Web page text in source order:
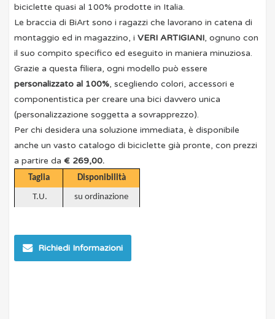
biciclette quasi al 100% prodotte in Italia.
Le braccia di BiArt sono i ragazzi che lavorano in catena di
montaggio ed in magazzino, i VERI ARTIGIANI, ognuno con
il suo compito specifico ed eseguito in maniera minuziosa.
Grazie a questa filiera, ogni modello può essere
personalizzato al 100%, scegliendo colori, accessori e
componentistica per creare una bici davvero unica
(personalizzazione soggetta a sovrapprezzo).
Per chi desidera una soluzione immediata, è disponibile
anche un vasto catalogo di biciclette già pronte, con prezzi
a partire da€ 269,00.
Taglia Disponibilità
T.U. su ordinazione
Richiedi Informazioni